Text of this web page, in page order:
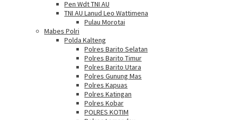
Pen Wdt TNI AU
TNI AU Lanud Leo Wattimena
Pulau Morotai
Mabes Polri
Polda Kalteng
Polres Barito Selatan
Polres Barito Timur
Polres Barito Utara
Polres Gunung Mas
Polres Kapuas
Polres Katingan
Polres Kobar
POLRES KOTIM